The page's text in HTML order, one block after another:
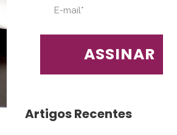
Artigos Recentes